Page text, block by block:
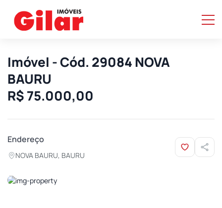
Imóvel - Cód. 29084 NOVA
BAURU
R$ 75.000,00
Endereço
NOVA BAURU, BAURU